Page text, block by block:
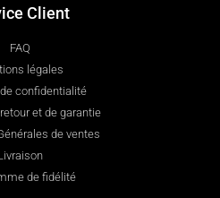
Client
FAQ
légales
confidentialité
et de garantie
de ventes
de fidélité